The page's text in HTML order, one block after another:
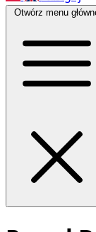
Otwórz menu